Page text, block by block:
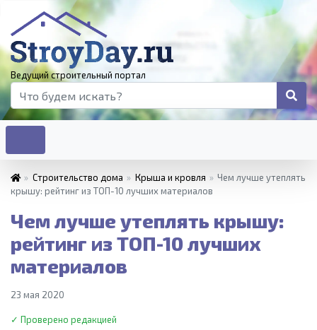
Ведущий строительный портал
» Строительство дома » Крыша и кровля » Чем лучше утеплять
крышу: рейтинг из ТОП-10 лучших материалов
Чем лучше утеплять крышу:
рейтинг из ТОП-10 лучших
материалов
23 мая 2020
✓ Проверено редакцией